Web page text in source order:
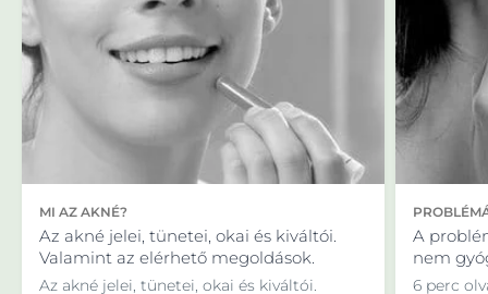
MI AZ AKNÉ?
Az akné jelei, tünetei, okai és kiváltói.
Valamint az elérhető megoldások.
Az akné jelei, tünetei, okai és kiváltói.
A
nem
6 perc